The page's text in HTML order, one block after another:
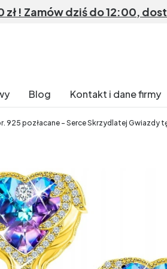
! Zamów dziś do 12:00,
Blog Kontakt i dane firmy
925 pozłacane - Serce Skrzydlatej